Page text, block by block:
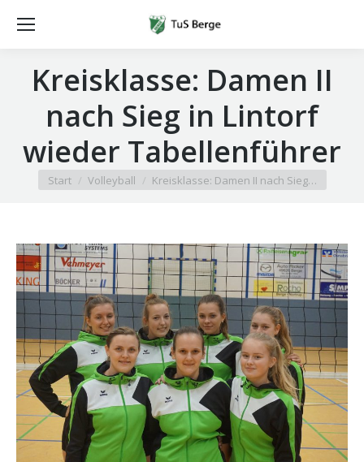
Kreisklasse: Damen II
nach Sieg in Lintorf
wieder Tabellenführer
Sie befinden sich hier:
Start Volleyball Kreisklasse: Damen II nach Sieg…